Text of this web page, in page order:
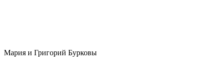
Мария и Григорий Бурковы